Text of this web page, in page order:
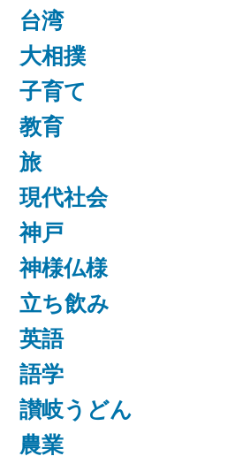
台湾
大相撲
子育て
教育
旅
現代社会
神戸
神様仏様
立ち飲み
英語
語学
讃岐うどん
農業